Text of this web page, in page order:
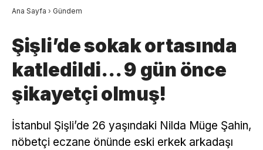
Ana Sayfa › Gündem
Şişli’de sokak ortasında
katledildi… 9 gün önce
şikayetçi olmuş!
İstanbul Şişli’de 26 yaşındaki Nilda Müge Şahin,
nöbetçi eczane önünde eski erkek arkadaşı